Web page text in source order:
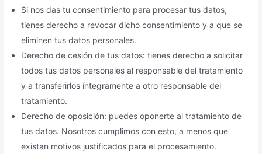
Si nos das tu consentimiento para procesar tus datos,
tienes derecho a revocar dicho consentimiento y a que se
eliminen tus datos personales.
Derecho de cesión de tus datos: tienes derecho a solicitar
todos tus datos personales al responsable del tratamiento
y a transferirlos íntegramente a otro responsable del
tratamiento.
Derecho de oposición: puedes oponerte al tratamiento de
tus datos. Nosotros cumplimos con esto, a menos que
existan motivos justificados para el procesamiento.